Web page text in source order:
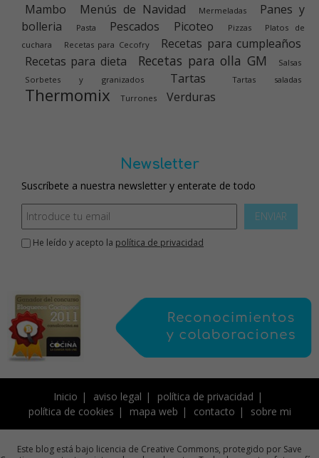
Mambo Menús de Navidad Mermeladas
Panes y
bolleria
Pasta Pescados Picoteo Pizzas
Platos de
cuchara
Recetas para Cecofry
Recetas para cumpleaños
Recetas para dieta
Recetas para olla GM
Salsas
Sorbetes y granizados
Tartas Tartas saladas
Thermomix Turrones Verduras
Newsletter
Suscríbete a nuestra newsletter y enterate de todo
ENVIAR
He leído y acepto la política de privacidad
Inicio aviso legal
política de privacidad
política de cookies
mapa web contacto sobre mi
Este blog está bajo licencia de Creative Commons, protegido por Save